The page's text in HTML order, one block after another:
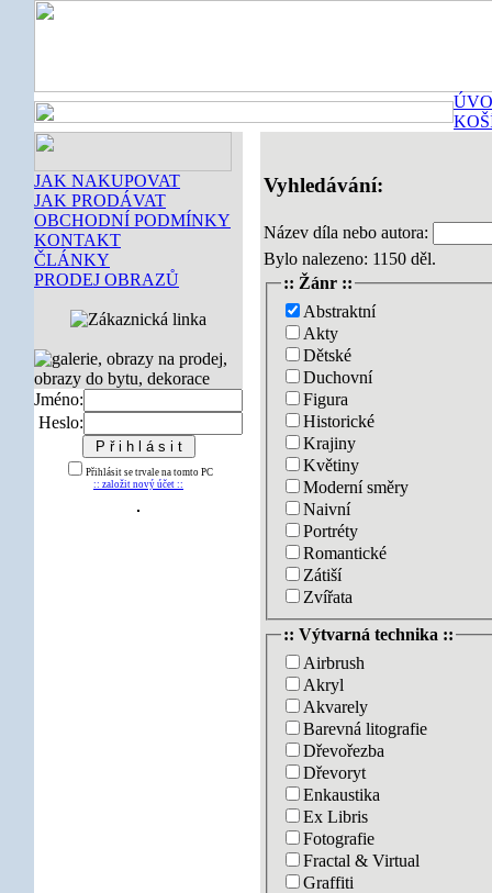
JAK NAKUPOVAT
JAK PRODÁVAT
OBCHODNÍ PODMÍNKY
KONTAKT
ČLÁNKY
PRODEJ OBRAZŮ
Jméno:
Heslo:
Přihlásit se trvale na tomto PC
:: založit nový účet ::
Vyhledávání:
Název díla nebo autora:
Bylo nalezeno: 1150 děl.
:: Žánr ::
Abstraktní
Akty
Dětské
Duchovní
Figura
Historické
Krajiny
Květiny
Moderní směry
Naivní
Portréty
Romantické
Zátiší
Zvířata
:: Výtvarná technika ::
Airbrush
Akryl
Akvarely
Barevná litografie
Dřevořezba
Dřevoryt
Enkaustika
Ex Libris
Fotografie
Fractal & Virtual
Graffiti